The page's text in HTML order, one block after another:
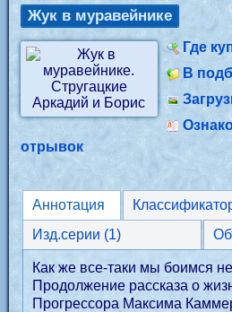
Жук в муравейнике
Где
В
отрывок
Аннотация
Изд.серии (1)
Как же все-таки мы боимся
Продолжение рассказа о
Прогрессора Максима